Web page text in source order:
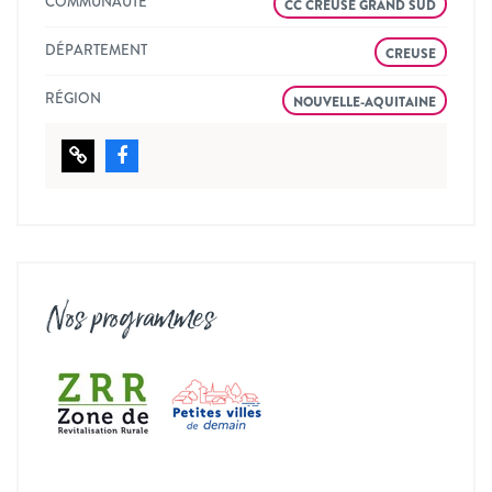
CC CREUSE GRAND SUD
DÉPARTEMENT CREUSE
RÉGION NOUVELLE-AQUITAINE
Nos programmes